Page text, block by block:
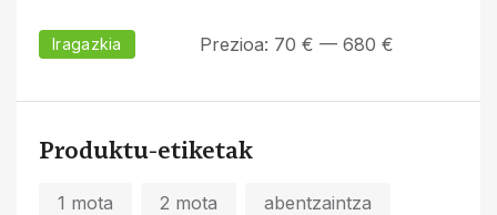
Iragazkia Prezioa: 70 € — 680 €
Produktu-etiketak
1 mota 2 mota abentzaintza